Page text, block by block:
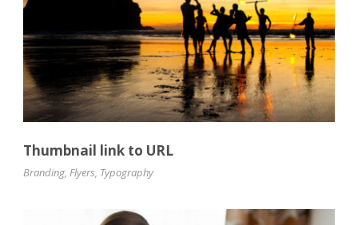
Thumbnail link to URL
Branding, Flyers, Typography